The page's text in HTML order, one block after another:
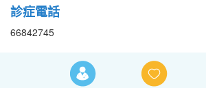
診症電話
66842745